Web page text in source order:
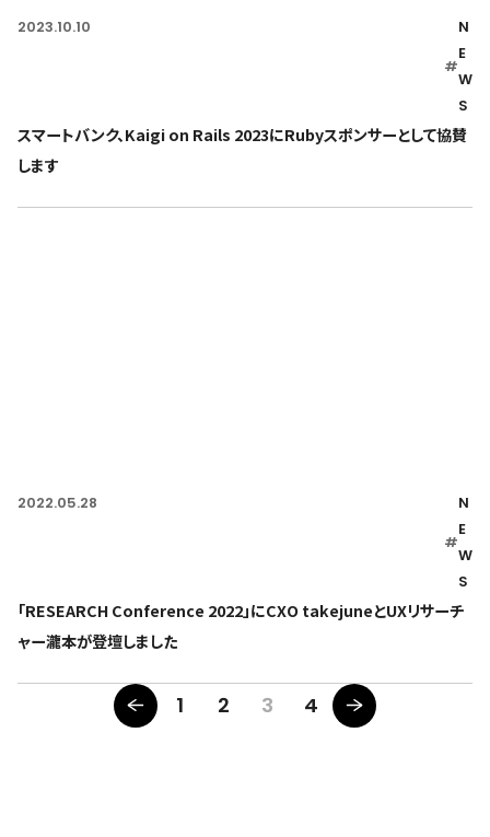
2023.10.10
#
N
E
W
S
スマートバンク、Kaigi on Rails 2023にRubyスポンサーとして協賛
します
2022.05.28
#
N
E
W
S
「RESEARCH Conference 2022」にCXO takejuneとUXリサーチ
ャー瀧本が登壇しました
1 2 3 4